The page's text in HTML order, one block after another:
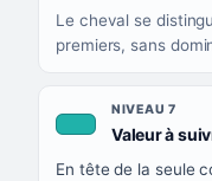
Le cheval se
premiers, sans
NIVEAU 7
Valeur à
En tête de la seule